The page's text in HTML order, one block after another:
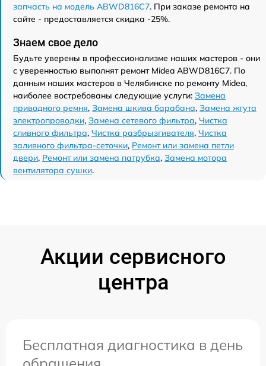
запчасть на модель ABWD816C7. При заказе ремонта на
сайте - предоставляется скидка -25%.
Знаем свое дело
Будьте уверены в профессионализме наших мастеров - они
с уверенностью выполнят ремонт Midea ABWD816C7. По
данным наших мастеров в Челябинске по ремонту Midea,
наиболее востребованы следующие услуги: Замена
приводного ремня, Замена шкива барабана, Замена жгута
электропроводки, Замена сетевого фильтра, Чистка
сливного фильтра, Чистка разбрызгивателя, Чистка
заливного фильтра-сеточки, Ремонт или замена петли
двери, Ремонт или замена патрубка, Замена мотора
вентилятора сушки.
Акции сервисного
центра
Бесплатная диагностика в день